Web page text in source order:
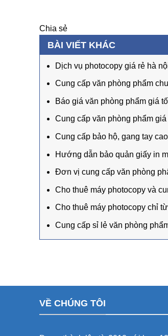
Chia sẻ
BÀI VIẾT KHÁC
Dịch vụ photocopy giá rẻ hà
Cung cấp văn phòng phẩm
Báo giá văn phòng phẩm giá
Cung cấp văn phòng phẩm
Cung cấp bảo hộ, gang tay
Hướng dẫn bảo quản giấy in
Đơn vị cung cấp văn phòng
Cho thuê máy photocopy và
Cho thuê máy photocopy chỉ
Cung cấp sỉ lẻ văn phòng
VỀ CHÚNG TÔI